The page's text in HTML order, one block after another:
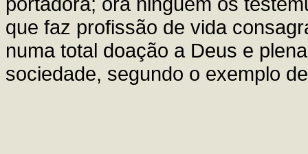
que faz profissão de vida
numa total doação a Deus e
sociedade, segundo o exemplo